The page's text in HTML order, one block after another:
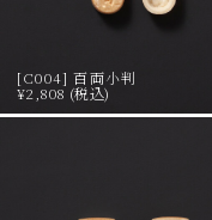
[C004] 百両小判
¥2,808 (税込)